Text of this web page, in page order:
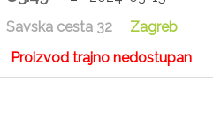
Savska cesta 32
Zagreb
Proizvod trajno nedostupan